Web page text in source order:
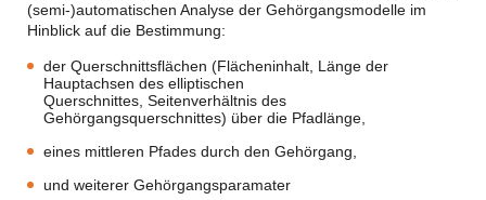
(semi-)automatischen Analyse der Gehörgangsmodelle im
Hinblick auf die Bestimmung:
der Querschnittsflächen (Flächeninhalt, Länge der
Hauptachsen des elliptischen
Querschnittes, Seitenverhältnis des
Gehörgangsquerschnittes) über die Pfadlänge,
eines mittleren Pfades durch den Gehörgang,
und weiterer Gehörgangsparamater